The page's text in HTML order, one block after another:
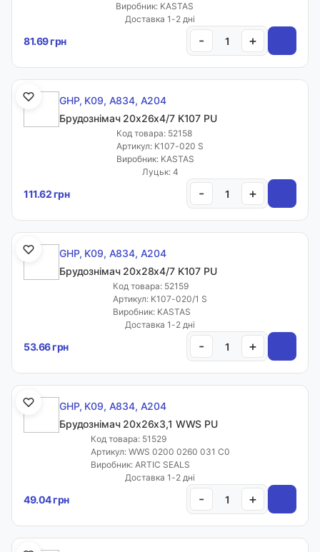
Виробник: KASTAS
Доставка 1-2 дні
81.69 грн - +
GHP, K09, A834, A204
Брудознімач 20х26х4/7 K107 PU
Код товара: 52158
Артикул: K107-020 S
Виробник: KASTAS
Луцьк: 4
111.62 грн - +
GHP, K09, A834, A204
Брудознімач 20х28х4/7 K107 PU
Код товара: 52159
Артикул: K107-020/1 S
Виробник: KASTAS
Доставка 1-2 дні
53.66 грн - +
GHP, K09, A834, A204
Брудознімач 20х26х3,1 WWS PU
Код товара: 51529
Артикул: WWS 0200 0260 031 C0
Виробник: ARTIC SEALS
Доставка 1-2 дні
49.04 грн - +